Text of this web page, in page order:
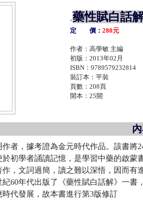
.藥性賦白話
定 價：280元
作者：高學敏 主編
初版：2013年02月
ISBN：9789579232814
裝訂本：平裝
頁數：208頁
開本：25開
作者，據考證為金元時代作品。該書
初學者誦讀記憶，是學習中藥的啟蒙書
，文詞過簡，讀之難以深悟，因而有
紀60年代出版了《藥性賦白話解》一書
代發展，故本書進行第3版修訂